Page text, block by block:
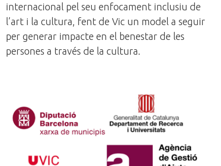
internacional pel seu enfocament inclusiu de
l’art i la cultura, fent de Vic un model a seguir
per generar impacte en el benestar de les
persones a través de la cultura.